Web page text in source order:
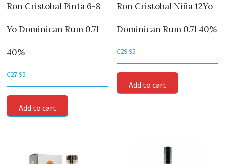
Ron Cristobal Pinta 6-8
Yo Dominican Rum 0.7l
40%
€27.95
Add to cart
Ron Cristobal Niña 12Yo
Dominican Rum 0.7l 40%
€29.95
Add to cart